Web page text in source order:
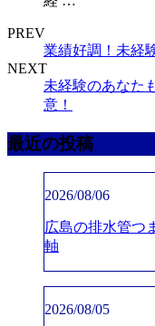
PREV
業績好調！未経
NEXT
未経験のあなた
意！
最近の投稿
2026/08/06
広島の排水管つ
軸
2026/08/05